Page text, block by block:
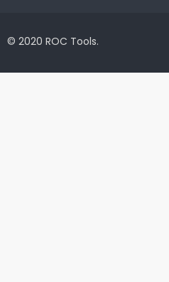
© 2020 ROC Tools.